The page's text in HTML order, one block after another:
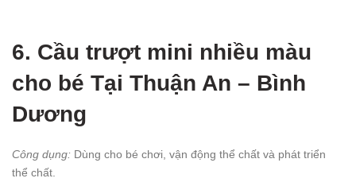
6. Cầu trượt mini nhiều màu
cho bé Tại Thuận An – Bình
Dương
Công dụng: Dùng cho bé chơi, vận động thể chất và phát triển
thể chất.